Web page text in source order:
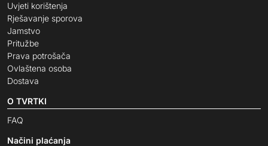
Uvjeti korištenja
Rješavanje sporova
Jamstvo
Pritužbe
Prava potrošača
Ovlaštena osoba
Dostava
O TVRTKI
FAQ
Načini plaćanja